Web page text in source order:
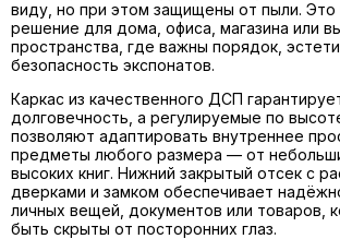
виду, но при этом защищены от пыли. Это
решение для дома, офиса, магазина или
пространства, где важны порядок,
безопасность экспонатов.
Каркас из качественного ДСП
долговечность, а регулируемые по
позволяют адаптировать внутреннее
предметы любого размера — от
высоких книг. Нижний закрытый отсек с
дверками и замком обеспечивает
личных вещей, документов или товаров,
быть скрыты от посторонних глаз.